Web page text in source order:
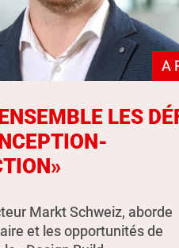
A
LES
Markt Schweiz, aborde
et les opportunités de